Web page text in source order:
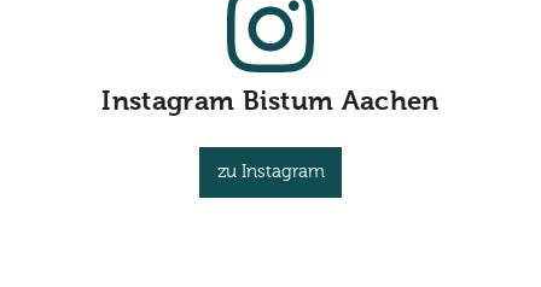
Instagram Bistum Aachen
zu Instagram